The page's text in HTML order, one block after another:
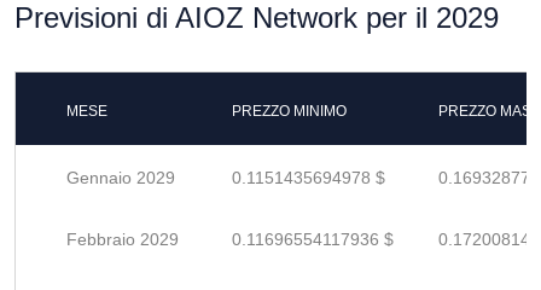
Previsioni di AIOZ Network per il 2029
MESE PREZZO MINIMO PREZZO
Gennaio 2029 0.1151435694978 $
Febbraio 2029 0.11696554117936 $